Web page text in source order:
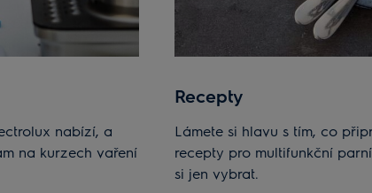
nabízí, a
na kurzech vaření
Recepty
Lámete si hlavu s tím, co
recepty pro multifunkční
si jen vybrat.